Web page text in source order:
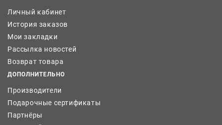
Личный кабинет
История заказов
Мои закладки
Рассылка новостей
Возврат товара
ДОПОЛНИТЕЛЬНО
Производители
Подарочные сертификаты
Партнёры